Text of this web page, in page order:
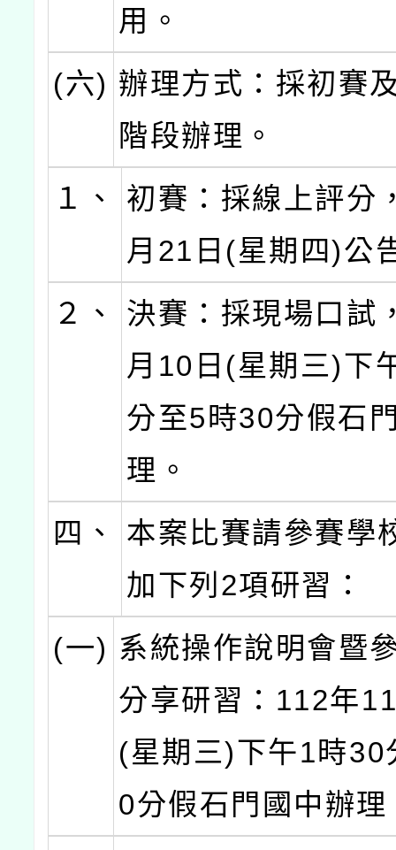
用。
(六) 辦理方式：採初賽
階段辦理。
１、
初賽：採線上評分
月21日(星期四)公
２、
決賽：採現場口試
月10日(星期三)下
分至5時30分假石
理。
四、
本案比賽請參賽學
加下列2項研習：
(一) 系統操作說明會暨
分享研習：112年
(星期三)下午1時30
0分假石門國中辦理